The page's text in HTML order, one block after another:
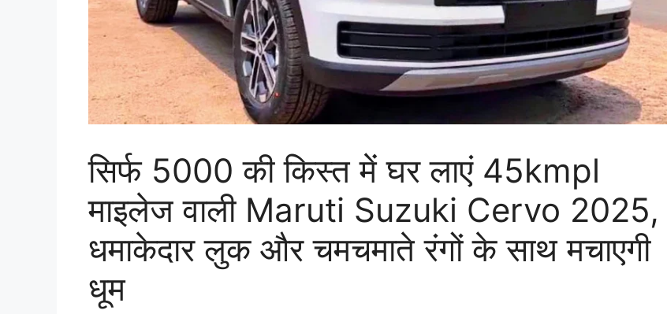
सिर्फ 5000 की किस्त में घर लाएं 45kmpl
माइलेज वाली Maruti Suzuki Cervo 2025,
धमाकेदार लुक और चमचमाते रंगों के साथ मचाएगी
धूम